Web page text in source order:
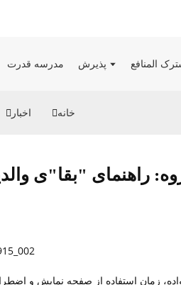
مدرسه قدرت پذیرش المنافع
خانه اخبار
راهنمای "بقا"ی
زمان استفاده از صفحه نمایش و